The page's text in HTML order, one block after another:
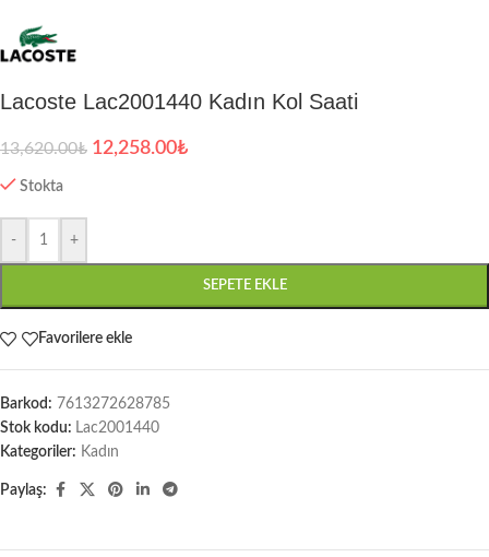
Lacoste Lac2001440 Kadın Kol Saati
13,620.00₺ 12,258.00₺
Stokta
- +
SEPETE EKLE
Favorilere ekle
Barkod: 7613272628785
Stok kodu: Lac2001440
Kategoriler: Kadın
Paylaş: